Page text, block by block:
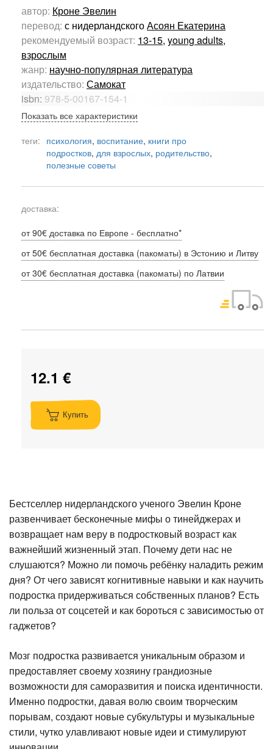
автор: Кроне Эвелин
перевод: с нидерландскогоАсоян Екатерина
рекомендуемый возраст: 13-15, young adults,
взрослым
жанр: научно-популярная литература
издательство: Самокат
isbn: 978-5-00167-154-1
Показать все характеристики
теги: психология, воспитание, книги про
подростков, для взрослых, родительство,
полезные советы
доставка:
от 90€ доставка по Европе - бесплатно*
от 50€ бесплатная доставка (пакоматы) в Эстонию и Литву
от 30€ бесплатная доставка (пакоматы) по Латвии
12.1 €
Купить
Бестселлер нидерландского ученого Эвелин Кроне
развенчивает бесконечные мифы о тинейджерах и
возвращает нам веру в подростковый возраст как
важнейший жизненный этап. Почему дети нас не
слушаются? Можно ли помочь ребёнку наладить режим
дня? От чего зависят когнитивные навыки и как научить
подростка придерживаться собственных планов? Есть
ли польза от соцсетей и как бороться с зависимостью от
гаджетов?
Мозг подростка развивается уникальным образом и
предоставляет своему хозяину грандиозные
возможности для саморазвития и поиска идентичности.
Именно подростки, давая волю своим творческим
порывам, создают новые субкультуры и музыкальные
стили, чутко улавливают новые идеи и стимулируют